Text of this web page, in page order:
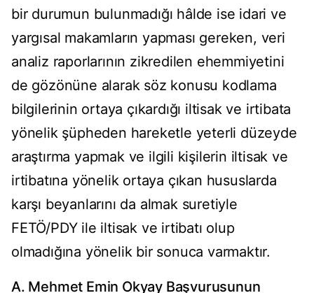
bir durumun bulunmadığı hâlde ise idari ve
yargısal makamların yapması gereken, veri
analiz raporlarının zikredilen ehemmiyetini
de gözönüne alarak söz konusu kodlama
bilgilerinin ortaya çıkardığı iltisak ve irtibata
yönelik şüpheden hareketle yeterli düzeyde
araştırma yapmak ve ilgili kişilerin iltisak ve
irtibatına yönelik ortaya çıkan hususlarda
karşı beyanlarını da almak suretiyle
FETÖ/PDY ile iltisak ve irtibatı olup
olmadığına yönelik bir sonuca varmaktır.
A. Mehmet Emin Okyay Başvurusunun